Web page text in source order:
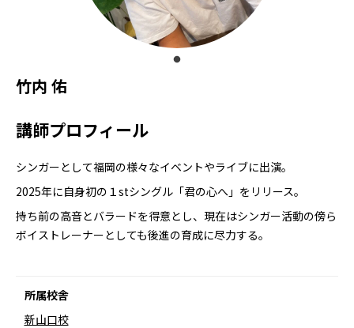
竹内 佑
講師プロフィール
シンガーとして福岡の様々なイベントやライブに出演。
2025年に自身初の１stシングル「君の心へ」をリリース。
持ち前の高音とバラードを得意とし、現在はシンガー活動の傍ら
ボイストレーナーとしても後進の育成に尽力する。
所属校舎
新山口校